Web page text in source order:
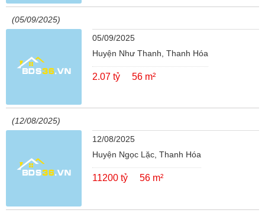
(05/09/2025)
05/09/2025
Huyện Như Thanh, Thanh Hóa
2.07 tỷ 56 m²
(12/08/2025)
12/08/2025
Huyện Ngọc Lặc, Thanh Hóa
11200 tỷ 56 m²